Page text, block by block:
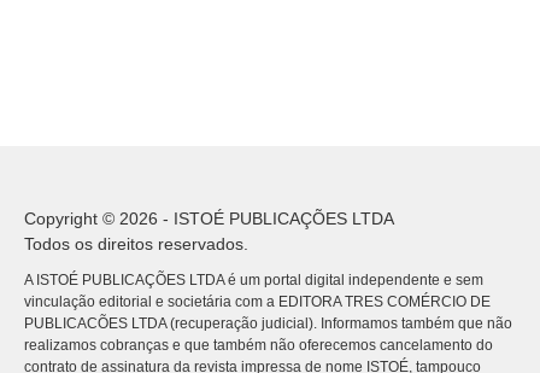
Copyright © 2026 - ISTOÉ PUBLICAÇÕES LTDA
Todos os direitos reservados.
A ISTOÉ PUBLICAÇÕES LTDA é um portal digital independente e sem
vinculação editorial e societária com a EDITORA TRES COMÉRCIO DE
PUBLICACÕES LTDA (recuperação judicial). Informamos também que não
realizamos cobranças e que também não oferecemos cancelamento do
contrato de assinatura da revista impressa de nome ISTOÉ, tampouco